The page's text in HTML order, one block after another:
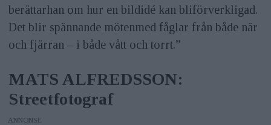
berättarhan om hur en bildidé kan bliförverkligad.
Det blir spännande mötenmed fåglar från både när
och fjärran – i både vått och torrt.”
MATS ALFREDSSON:
Streetfotograf
ANNONS